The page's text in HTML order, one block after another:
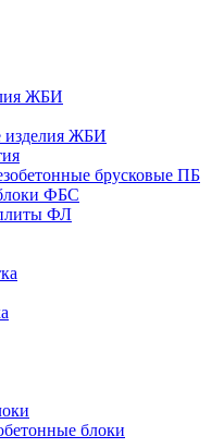
ЖБИ
изделия ЖБИ
брусковые ПБ
ФБС
ФЛ
блоки